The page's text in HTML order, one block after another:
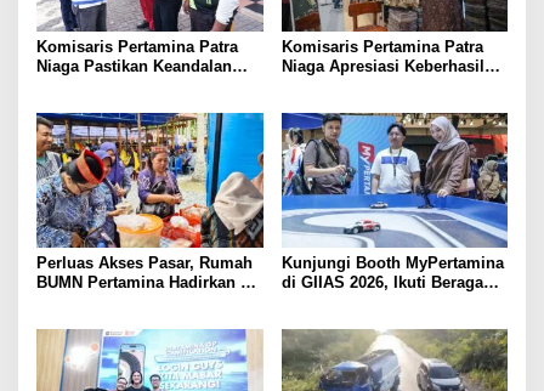
Komisaris Pertamina Patra
Niaga Pastikan Keandalan
Wisatawan
Komisaris Pertamina Patra
Niaga Apresiasi Keberhasilan
Perluas Akses Pasar, Rumah
BUMN Pertamina Hadirkan 13
Kunjungi Booth MyPertamina
di GIIAS 2026, Ikuti Beragam